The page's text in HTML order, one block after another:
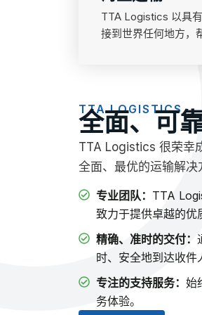
TTA Logistics 以具
接到世界任何地方，
TTA LOGISTICS
全面、可
TTA Logistics 很荣幸
全面、最优的运输解决
专业团队： TTA
致力于提供卓越的优
精确、准时的交付：
时、安全地到达收件
专注的支持服务： 始
务体验。